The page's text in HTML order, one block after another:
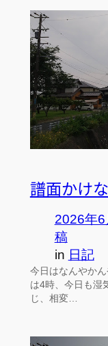
譜面かけ
2026年
稿
in 日記
今日はなんやか
は4時、今日も湿
じ、相変…